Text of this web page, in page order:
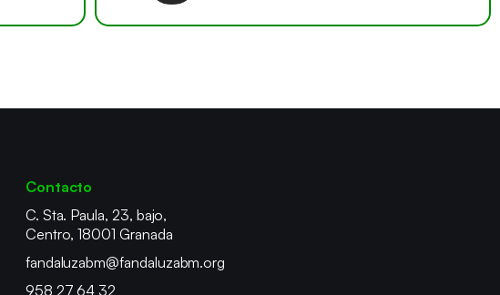
Contacto
C. Sta. Paula, 23, bajo,
Centro, 18001 Granada
fandaluzabm@fandaluzabm.org
958 27 64 32